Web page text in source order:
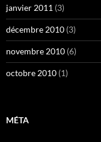
janvier 2011 (3)
décembre 2010 (3)
novembre 2010 (6)
octobre 2010 (1)
MÉTA